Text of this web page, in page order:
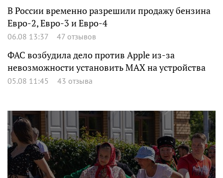
В России временно разрешили продажу бензина
Евро-2, Евро-3 и Евро-4
06.08 13:37 47 отзывов
ФАС возбудила дело против Apple из-за
невозможности установить MAX на устройства
05.08 11:45 43 отзыва